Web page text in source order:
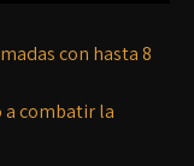
con hasta 8
a combatir la